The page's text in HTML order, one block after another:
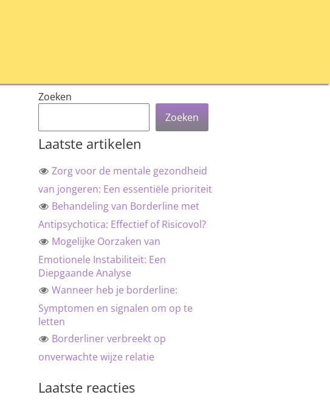
Zoeken
Zoeken
Laatste artikelen
Zorg voor de mentale gezondheid
van jongeren: Een essentiële prioriteit
Behandeling van Borderline met
Antipsychotica: Effectief of Risicovol?
Mogelijke Oorzaken van
Emotionele Instabiliteit: Een
Diepgaande Analyse
Wanneer heb je borderline:
Symptomen en signalen om op te
letten
Borderliner verbreekt op
onverwachte wijze relatie
Laatste reacties